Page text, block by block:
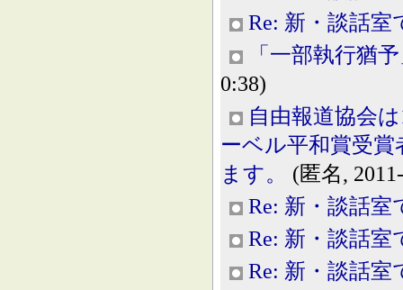
Re: 新・談話室
「一部執行猶
0:38)
自由報道協会
ーベル平和賞受
ます。
(匿名,
Re: 新・談話室
Re: 新・談話室
Re: 新・談話室